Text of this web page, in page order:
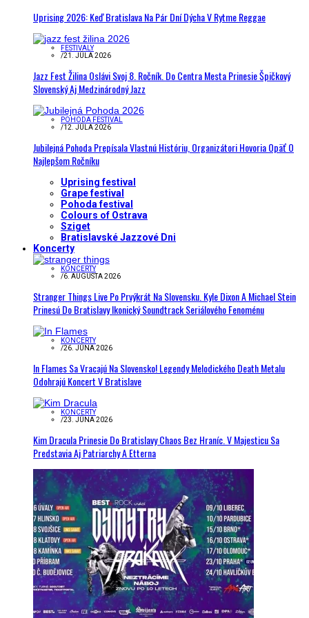
Uprising 2026: Keď Bratislava Na Pár Dní Dýcha V Rytme Reggae
FESTIVALY
/21. JÚLA 2026
Jazz Fest Žilina Oslávi Svoj 8. Ročník. Do Centra Mesta Prinesie Špičkový
Slovenský Aj Medzinárodný Jazz
POHODA FESTIVAL
/12. JÚLA 2026
Jubilejná Pohoda Prepísala Vlastnú Históriu, Organizátori Hovoria Opäť O
Najlepšom Ročníku
Uprising festival
Grape festival
Pohoda festival
Colours of Ostrava
Sziget
Bratislavské Jazzové Dni
Koncerty
KONCERTY
/6. AUGUSTA 2026
Stranger Things Live Po Prvýkrát Na Slovensku. Kyle Dixon A Michael Stein
Prinesú Do Bratislavy Ikonický Soundtrack Seriálového Fenoménu
KONCERTY
/26. JÚNA 2026
In Flames Sa Vracajú Na Slovensko! Legendy Melodického Death Metalu
Odohrajú Koncert V Bratislave
KONCERTY
/23. JÚNA 2026
Kim Dracula Prinesie Do Bratislavy Chaos Bez Hraníc. V Majesticu Sa
Predstavia Aj Patriarchy A Etterna